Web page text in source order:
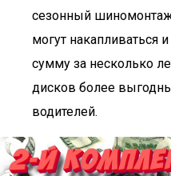
сезонный
могут накапливаться
сумму за несколько
дисков более
водителей.